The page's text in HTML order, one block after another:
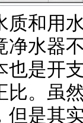
质和用
净水器
也是开
比。虽
但是其